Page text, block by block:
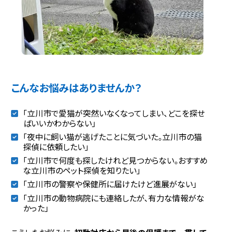
こんなお悩みはありませんか？
「立川市で愛猫が突然いなくなってしまい、どこを探せ
ばいいかわからない」
「夜中に飼い猫が逃げたことに気づいた。立川市の猫
探偵に依頼したい」
「立川市で何度も探したけれど見つからない。おすすめ
な立川市のペット探偵を知りたい」
「立川市の警察や保健所に届けたけど進展がない」
「立川市の動物病院にも連絡したが、有力な情報がな
かった」